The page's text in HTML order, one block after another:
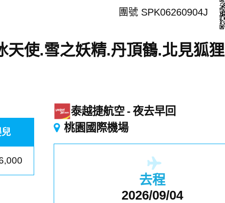
團號 SPK06260904J
使.雪之妖精.丹頂鶴.北見狐
泰越捷航空
夜去早回
桃園國際機場
去程
2026/09/04